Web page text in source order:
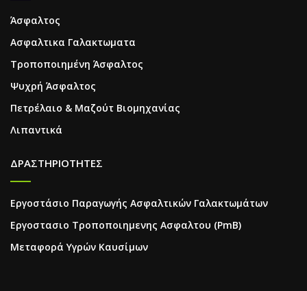
Άσφαλτος
Ασφαλτικα Γαλακτωματα
Τροποποιημένη Άσφαλτος
Ψυχρή Άσφαλτος
Πετρέλαιο & Μαζούτ Βιομηχανίας
Λιπαντικά
ΔΡΑΣΤΗΡΙΟΤΗΤΕΣ
Εργοστάσιο Παραγωγής Ασφαλτικών Γαλακτωμάτων
Εργοστασιο Τροποποιημενης Ασφαλτου (PmB)
Μεταφορά Υγρών Καυσίμων